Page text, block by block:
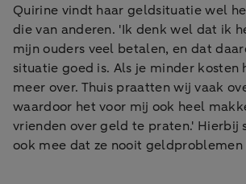
Quirine vindt haar geldsituatie wel
die van anderen. 'Ik denk wel dat ik
mijn ouders veel betalen, en dat
situatie goed is. Als je minder kosten
meer over. Thuis praatten wij vaak
waardoor het voor mij ook heel
vrienden over geld te praten.' Hierbij
ook mee dat ze nooit geldproblemen